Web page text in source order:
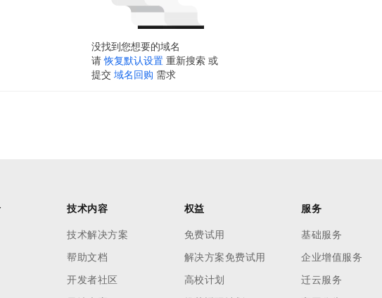
没找到您想要的域名
请 恢复默认设置 重新搜索 或
提交 域名回购 需求